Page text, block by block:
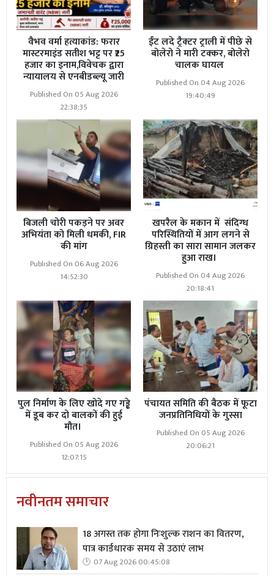
वैभव वर्मा हत्याकांड: फरार
मास्टरमाइंड सतीश भट्ट पर ₹25
हजार का इनाम,विवेचक द्वारा
न्यायालय से एनबीडब्ल्यू जारी
Published On 05 Aug 2026
22:38:35
ईंट लदे ट्रैक्टर ट्राली में पीछे से
बोलेरो ने मारी टक्कर, बोलेरो
चालक घायल
Published On 04 Aug 2026
19:40:49
बिजली चोरी पकड़ने पर अवर
अभियंता को मिली धमकी, FIR
की मांग
Published On 06 Aug 2026
14:52:30
खपरैल के मकान में संदिग्ध
परिस्थितियों में आग लगने से
ग्रिहस्ती का सारा सामान जलकर
हुआ राख।
Published On 04 Aug 2026
20:18:41
पुल निर्माण के लिए खोदे गए गड्ढे
में डूब कर दो बालकों की हुई
मौत।
Published On 05 Aug 2026
12:07:15
पंचायत समिति की बैठक में फूटा
जनप्रतिनिधियों के गुस्सा
Published On 05 Aug 2026
20:06:21
नवीनतम समाचार
18 अगस्त तक होगा निःशुल्क राशन का वितरण,
पात्र कार्डधारक समय से उठाएं लाभ
07 Aug 2026 00:45:08